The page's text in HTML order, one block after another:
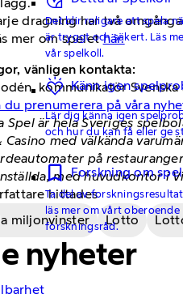
Det blir roligare att spela
är tryggt och säkert. Läs
vår spelkoll.
Känn igen
Lär dig känna igen
och hur du kan få eller ge
Forskning om spel
Ta del av
läs mer om vårt oberoende
forskningsråd.
dragning har två
mer om spelethär.
vänligen kontakta:
kommunikatör Svenska
du prenumerera på våra
Spel är hela Sveriges
Casino med välkända
på
med huvudkontor i
hittades
miljonvinster
Lotto
nyheter